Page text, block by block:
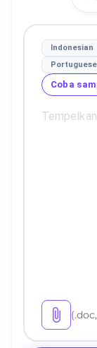
Indonesian
Portuguese
Coba